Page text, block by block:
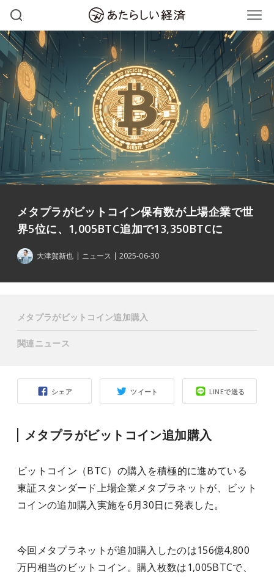
メタプラがビットコイン保有数が上場企業で世
界5位に、1,005BTC追加で13,350BTCに
大津賀新也 ニュース 2025-06-30
シェア ツイート LINEで送る
メタプラがビットコイン追加購入
ビットコイン（BTC）の購入を積極的に進めている
東証スタンダード上場企業メタプラネットが、ビット
コインの追加購入実施を6月30日に発表した。
今回メタプラネットが追加購入したのは156億4,800
万円相当のビットコイン。購入枚数は1,005BTCで、
メタプラがビットコイン追加購入
関連ニュース